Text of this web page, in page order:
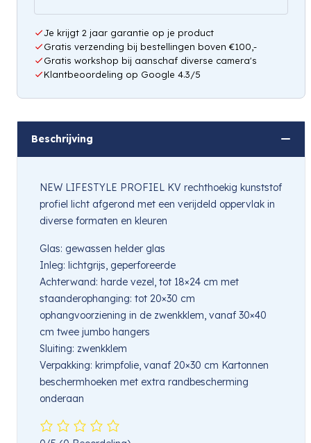
Je krijgt 2 jaar garantie op je product
Gratis verzending bij bestellingen boven €100,-
Gratis workshop bij aanschaf diverse camera's
Klantbeoordeling op Google 4.3/5
Beschrijving
NEW LIFESTYLE PROFIEL KV rechthoekig kunststof
profiel licht afgerond met een verijdeld oppervlak in
diverse formaten en kleuren
Glas: gewassen helder glas
Inleg: lichtgrijs, geperforeerde
Achterwand: harde vezel, tot 18×24 cm met
staanderophanging: tot 20×30 cm
ophangvoorziening in de zwenkklem, vanaf 30×40
cm twee jumbo hangers
Sluiting: zwenkklem
Verpakking: krimpfolie, vanaf 20×30 cm Kartonnen
beschermhoeken met extra randbescherming
onderaan